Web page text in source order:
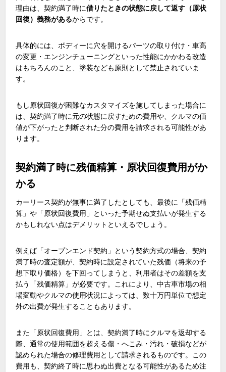
理由は、契約満了時に借りたときの状態に戻して返す（原状
回復）義務があるからです。
具体的には、ボディーに穴を開けるパーツの取り付け・車高
の変更・エンジンチューニングといった性能にかかわる改造
はもちろんのこと、塗装なども原則として禁止されていま
す。
もし原状回復が困難なカスタマイズを施してしまった場合に
は、契約満了時に元の状態に戻すための費用や、クルマの価
値が下がったと判断された分の費用を請求される可能性があ
ります。
契約満了時に残価精算・原状回復費用がか
かる
カーリース契約が無事に満了したとしても、最後に「残価精
算」や「原状回復費用」といった予期せぬ支払いが発生する
かもしれない点はデメリットといえるでしょう。
例えば「オープンエンド契約」という契約方式の場合、契約
満了時の査定額が、契約時に設定されていた残価（将来の予
想下取り価格）を下回ってしまうと、利用者はその差額を支
払う「残価精算」が必要です。これにより、中古車市場の相
場変動やクルマの使用状況によっては、数十万円単位で想定
外の出費が発生することもあります。
また「原状回復費用」とは、契約満了時にクルマを返却する
際、通常の使用範囲を超える傷・へこみ・汚れ・破損などが
認められた場合の修理費用として請求されるものです。この
費用も、契約終了時に思わぬ出費となる可能性があるため注